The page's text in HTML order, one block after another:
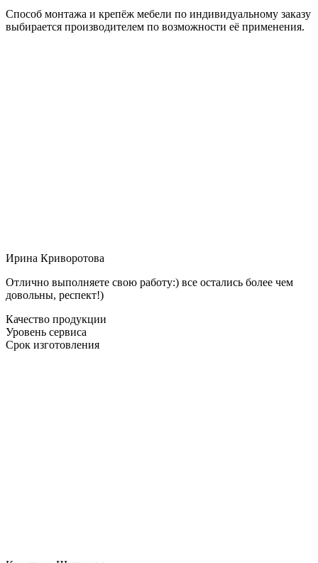
Способ монтажа и крепёж мебели по индивидуальному заказу
выбирается производителем по возможности её применения.
Ирина Криворотова
Отлично выполняете свою работу:) все остались более чем
довольны, респект!)
Качество продукции
Уровень сервиса
Срок изготовления